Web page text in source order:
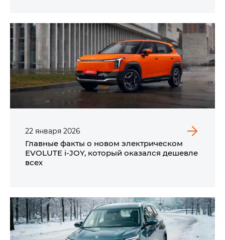
22 января 2026
Главные факты о новом электрическом
EVOLUTE i‑JOY, который оказался дешевле
всех